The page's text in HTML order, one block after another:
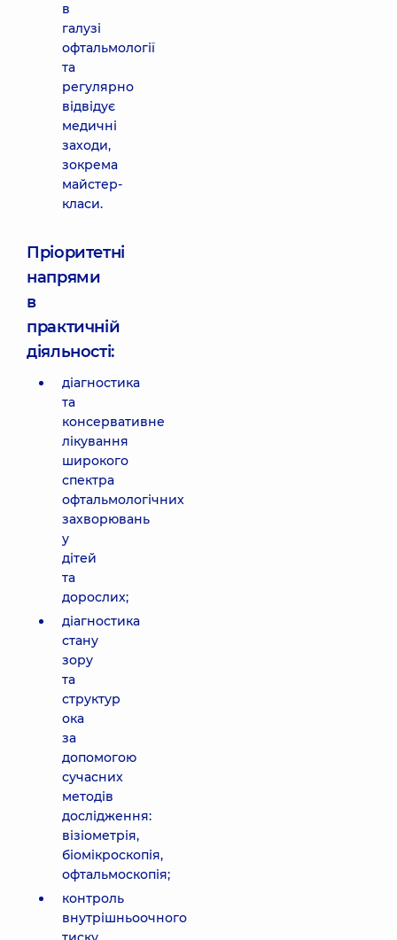
в
галузі
офтальмології
та
регулярно
відвідує
медичні
заходи,
зокрема
майстер-
класи.
Пріоритетні
напрями
в
практичній
діяльності:
діагностика
та
консервативне
лікування
широкого
спектра
офтальмологічних
захворювань
у
дітей
та
дорослих;
діагностика
стану
зору
та
структур
ока
за
допомогою
сучасних
методів
дослідження:
візіометрія,
біомікроскопія,
офтальмоскопія;
контроль
внутрішньоочного